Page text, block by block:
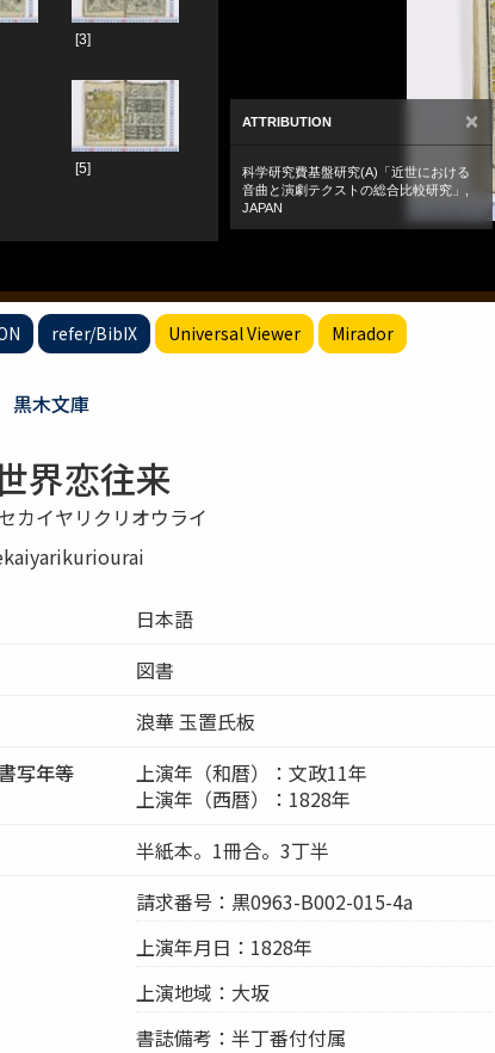
refer/BibIX Universal Viewer Mirador
黒木文庫
界恋往来
カイヤリクリオウライ
日本語
図書
浪華 玉置氏板
写年等
上演年（和暦）：文政11年
上演年（西暦）：1828年
半紙本。1冊合。3丁半
請求番号：黒0963-B002-015-4a
上演年月日：1828年
上演地域：大坂
書誌備考：半丁番付付属